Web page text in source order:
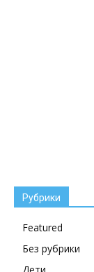
Рубрики
Featured
Без рубрики
Дети